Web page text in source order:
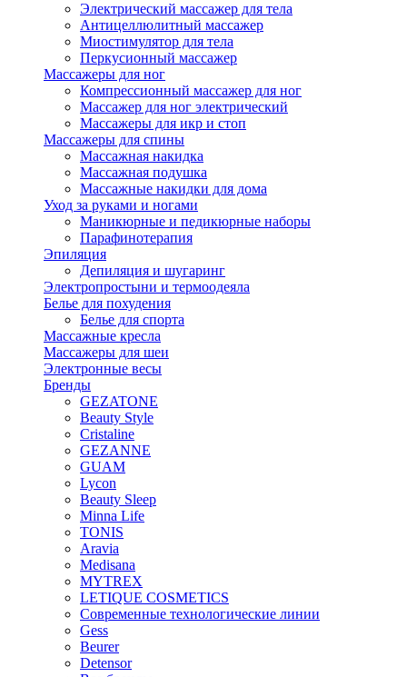
Электрический массажер для тела
Антицеллюлитный массажер
Миостимулятор для тела
Перкусионный массажер
Массажеры для ног
Компрессионный массажер для ног
Массажер для ног электрический
Массажеры для икр и стоп
Массажеры для спины
Массажная накидка
Массажная подушка
Массажные накидки для дома
Уход за руками и ногами
Маникюрные и педикюрные наборы
Парафинотерапия
Эпиляция
Депиляция и шугаринг
Электропростыни и термоодеяла
Белье для похудения
Белье для спорта
Массажные кресла
Массажеры для шеи
Электронные весы
Бренды
GEZATONE
Beauty Style
Cristaline
GEZANNE
GUAM
Lycon
Beauty Sleep
Minna Life
TONIS
Aravia
Medisana
MYTREX
LETIQUE COSMETICS
Современные технологические линии
Gess
Beurer
Detensor